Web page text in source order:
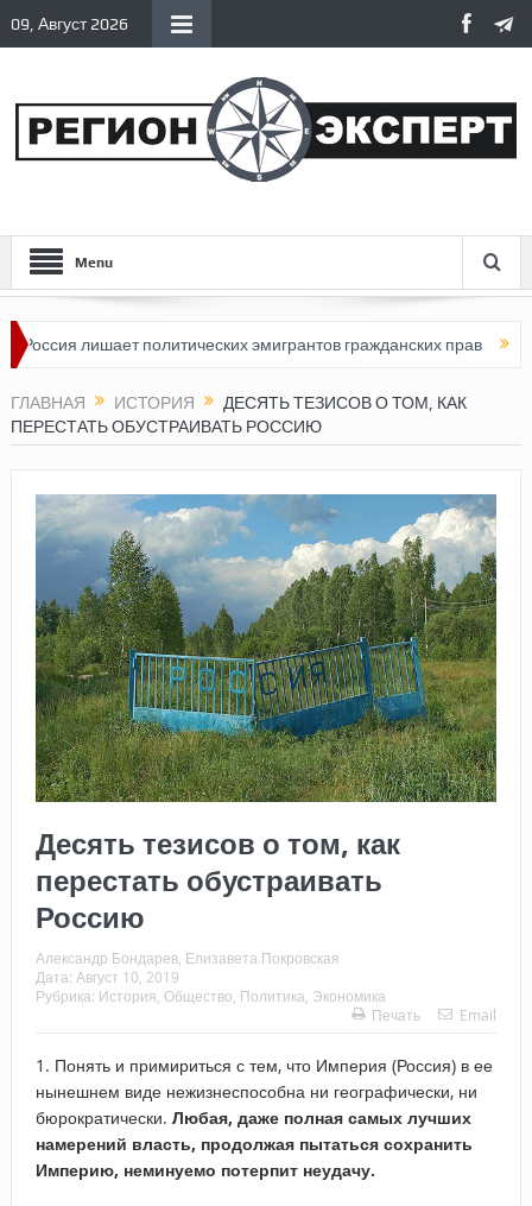
09, Август 2026
Menu
политических эмигрантов гражданских прав Топливный
ГЛАВНАЯ ИСТОРИЯ
ДЕСЯТЬ ТЕЗИСОВ О ТОМ, КАК
ПЕРЕСТАТЬ ОБУСТРАИВАТЬ РОССИЮ
Десять тезисов о том, как
перестать обустраивать
Россию
Александр Бондарев, Елизавета Покровская
Дата: Август 10, 2019
Рубрика: История Общество Политика Экономика
Печать
Email
1. Понять и примириться с тем, что Империя (Россия) в ее
нынешнем виде нежизнеспособна ни географически, ни
бюрократически. Любая, даже полная самых лучших
намерений власть, продолжая пытаться сохранить
Империю, неминуемо потерпит неудачу.